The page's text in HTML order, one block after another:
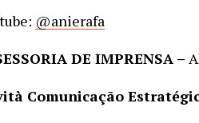
@anierafa
DE IMPRENSA –
Comunicação